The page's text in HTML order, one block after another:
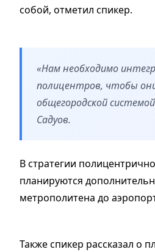
собой, отметил спикер.
«Нам необходимо
полицентров, чтобы
общегородской
Садуов.
В стратегии
планируются
метрополитена до
Также спикер рассказал о